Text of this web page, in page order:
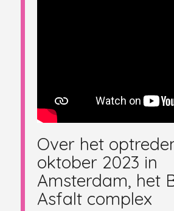
Over het
oktober 2023 in
Amsterdam, het
Asfalt complex